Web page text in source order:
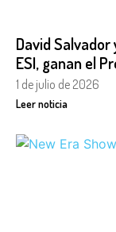
David
ESI, ganan el
1 de julio de 2026
Leer noticia